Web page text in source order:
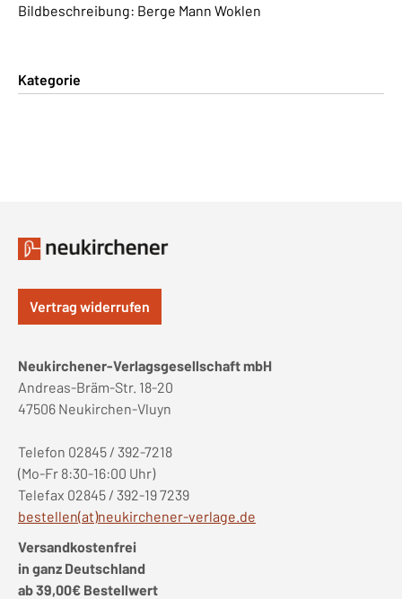
Bildbeschreibung: Berge Mann Woklen
Kategorie
Vertrag widerrufen
Neukirchener-Verlagsgesellschaft mbH
Andreas-Bräm-Str. 18-20
47506 Neukirchen-Vluyn
Telefon 02845 / 392-7218
(Mo-Fr 8:30-16:00 Uhr)
Telefax 02845 / 392-19 7239
bestellen(at)neukirchener-verlage.de
Versandkostenfrei
in ganz Deutschland
ab 39,00€ Bestellwert